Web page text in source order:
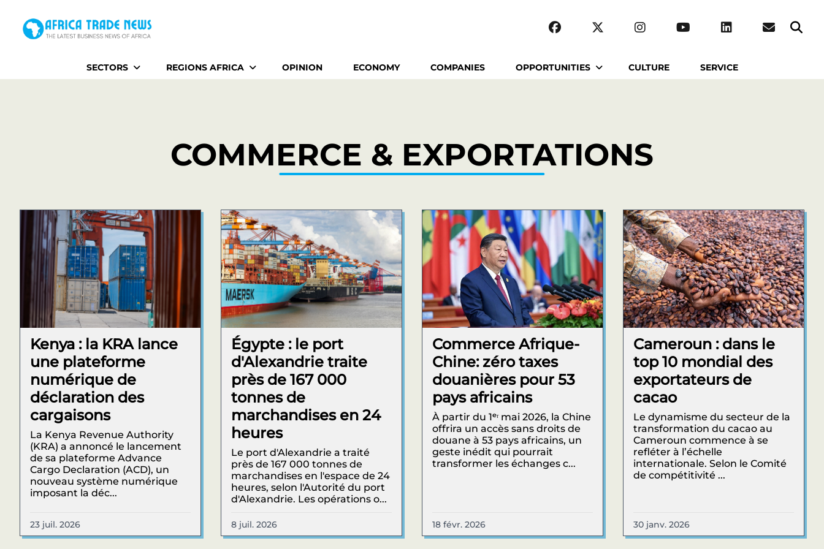
SECTORS REGIONS AFRICA OPINION ECONOMY COMPANIES OPPORTUNITIES CULTURE SERVICE
COMMERCE & EXPORTATIONS
Kenya : la KRA lance
une plateforme
numérique de
déclaration des
cargaisons
La Kenya Revenue Authority
(KRA) a annoncé le lancement
de sa plateforme Advance
Cargo Declaration (ACD), un
nouveau système numérique
imposant la déc...
23 juil. 2026
Égypte : le port
d'Alexandrie traite
près de 167 000
tonnes de
marchandises en 24
heures
Le port d'Alexandrie a traité
près de 167 000 tonnes de
marchandises en l'espace de 24
heures, selon l'Autorité du port
d'Alexandrie. Les opérations o...
8 juil. 2026
Commerce Afrique-
Chine: zéro taxes
douanières pour 53
pays africains
À partir du 1ᵉʳ mai 2026, la Chine
offrira un accès sans droits de
douane à 53 pays africains, un
geste inédit qui pourrait
transformer les échanges c...
18 févr. 2026
Cameroun : dans le
top 10 mondial des
exportateurs de
cacao
Le dynamisme du secteur de la
transformation du cacao au
Cameroun commence à se
refléter à l’échelle
internationale. Selon le Comité
de compétitivité ...
30 janv. 2026